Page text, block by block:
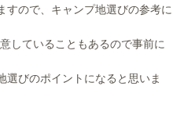
すので、キャンプ地選びの参考に
していることもあるので事前に
選びのポイントになると思いま